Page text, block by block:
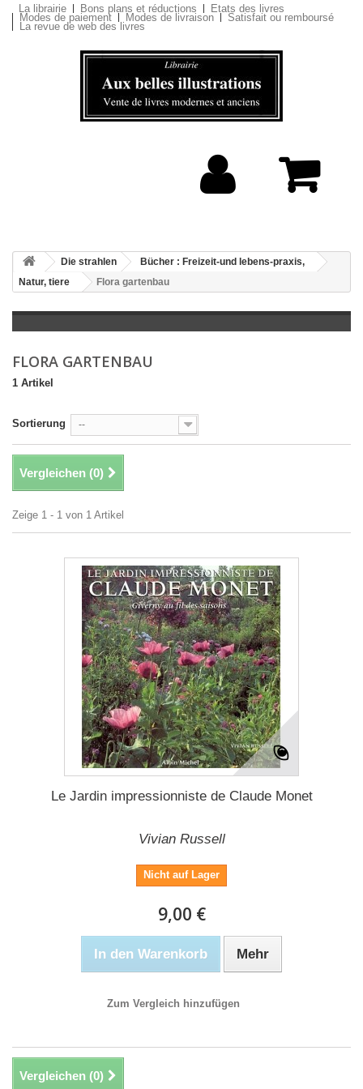
La librairie Bons plans et réductions Etats des livres
Modes de paiement Modes de livraison Satisfait ou remboursé
La revue de web des livres
Die strahlen
Bücher : Freizeit-und lebens-praxis,
Natur, tiere
Flora gartenbau
FLORA GARTENBAU
1 Artikel
Sortierung --
Vergleichen (0)
Zeige 1 - 1 von 1 Artikel
Le Jardin impressionniste de Claude Monet
Vivian Russell
Nicht auf Lager
9,00 €
In den Warenkorb Mehr
Zum Vergleich hinzufügen
Vergleichen (0)